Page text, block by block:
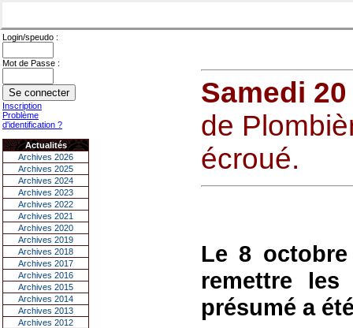
Login/speudo :
Mot de Passe :
Inscription
Problème
d'identification ?
Actualités
Archives 2026
Archives 2025
Archives 2024
Archives 2023
Archives 2022
Archives 2021
Archives 2020
Archives 2019
Archives 2018
Archives 2017
Archives 2016
Archives 2015
Archives 2014
Archives 2013
Archives 2012
Samedi
de
écroué.
Le 8
remettre
présumé a